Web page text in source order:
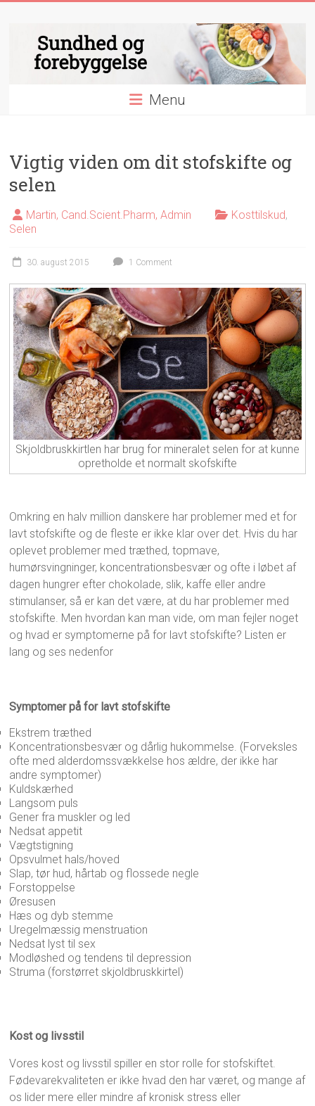
og
forebyggelse
videnskab
indenfor
sundhed
og
forebyggelse
Menu
Vigtig viden om dit stofskifte og
selen
Martin, Cand.Scient.Pharm, Admin Kosttilskud,
Selen
30. august 2015 1 Comment
Skjoldbruskkirtlen har brug for mineralet selen for at kunne
opretholde et normalt skofskifte
Omkring en halv million danskere har problemer med et for
lavt stofskifte og de fleste er ikke klar over det. Hvis du har
oplevet problemer med træthed, topmave,
humørsvingninger, koncentrationsbesvær og ofte i løbet af
dagen hungrer efter chokolade, slik, kaffe eller andre
stimulanser, så er kan det være, at du har problemer med
stofskifte. Men hvordan kan man vide, om man fejler noget
og hvad er symptomerne på for lavt stofskifte? Listen er
lang og ses nedenfor
Symptomer på for lavt stofskifte
Ekstrem træthed
Koncentrationsbesvær og dårlig hukommelse. (Forveksles
ofte med alderdomssvækkelse hos ældre, der ikke har
andre symptomer)
Kuldskærhed
Langsom puls
Gener fra muskler og led
Nedsat appetit
Vægtstigning
Opsvulmet hals/hoved
Slap, tør hud, hårtab og flossede negle
Forstoppelse
Øresusen
Hæs og dyb stemme
Uregelmæssig menstruation
Nedsat lyst til sex
Modløshed og tendens til depression
Struma (forstørret skjoldbruskkirtel)
Kost og livsstil
Vores kost og livsstil spiller en stor rolle for stofskiftet.
Fødevarekvaliteten er ikke hvad den har været, og mange af
os lider mere eller mindre af kronisk stress eller